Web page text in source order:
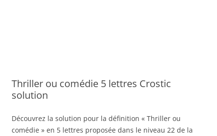
Thriller ou comédie 5 lettres Crostic
solution
Découvrez la solution pour la définition « Thriller ou
comédie » en 5 lettres proposée dans le niveau 22 de la